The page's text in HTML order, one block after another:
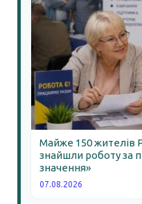
Майже 150 жителів
знайшли роботу за
значення»
07.08.2026